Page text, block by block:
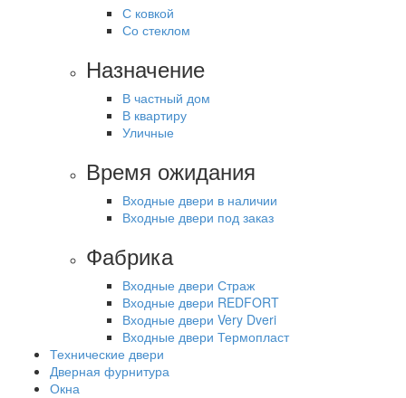
С ковкой
Со стеклом
Назначение
В частный дом
В квартиру
Уличные
Время ожидания
Входные двери в наличии
Входные двери под заказ
Фабрика
Входные двери Страж
Входные двери REDFORT
Входные двери Very Dveri
Входные двери Термопласт
Технические двери
Дверная фурнитура
Окна